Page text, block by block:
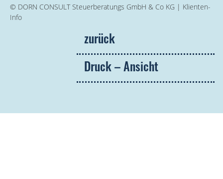
© DORN CONSULT Steuerberatungs GmbH & Co KG | Klienten-
Info
zurück
Druck – Ansicht